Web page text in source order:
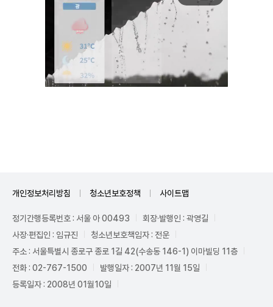
개인정보처리방침 청소년보호정책 사이트맵
정기간행등록번호 : 서울 아 00493
회장·발행인 : 곽영길
사장·편집인 : 임규진
청소년보호책임자 : 전운
주소 : 서울특별시 종로구 종로 1길 42(수송동 146-1) 이마빌딩 11층
전화 : 02-767-1500
발행일자 : 2007년 11월 15일
등록일자 : 2008년 01월10일